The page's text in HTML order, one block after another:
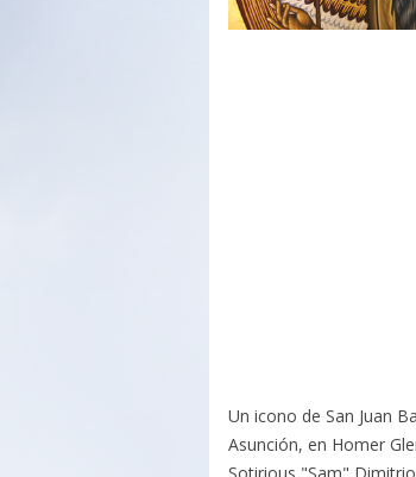
Un icono de San Juan
Asunción, en Homer